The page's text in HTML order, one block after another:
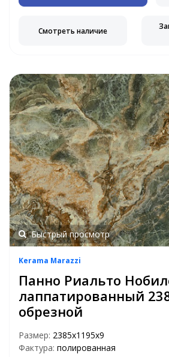
Смотреть наличие
Быстрый просмотр
Kerama Marazzi
Панно Риальто
лаппатированный
обрезной
Размер: 2385х1195х9
Фактура: полированная